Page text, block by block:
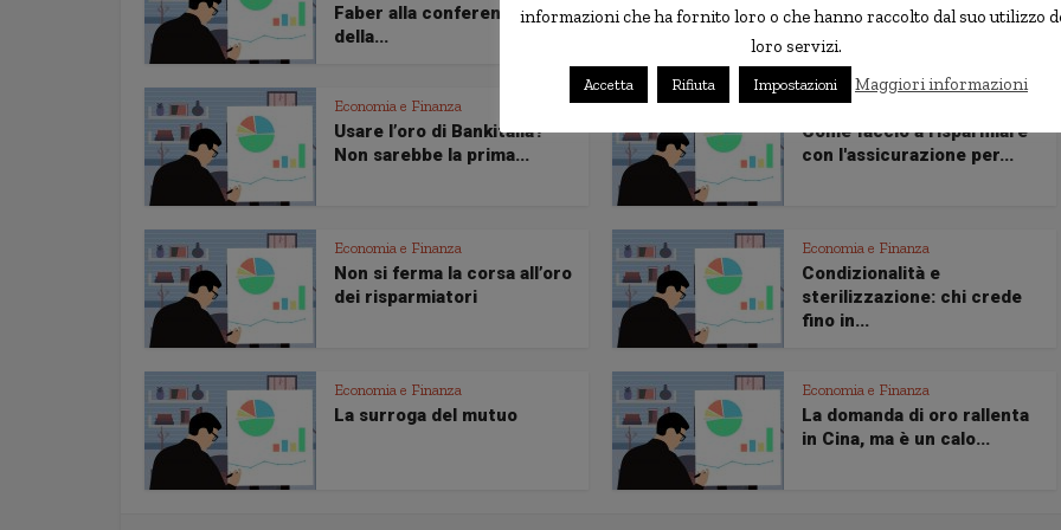
Faber alla conferenza
della...
anche in italia
Economia e Finanza
Usare l’oro di Bankitalia?
Non sarebbe la prima...
Economia e Finanza
Come faccio a risparmiare
con l'assicurazione per...
Economia e Finanza
Non si ferma la corsa all’oro
dei risparmiatori
Economia e Finanza
Condizionalità e
sterilizzazione: chi crede
fino in...
Economia e Finanza
La surroga del mutuo
Economia e Finanza
La domanda di oro rallenta
in Cina, ma è un calo...
informazioni che ha fornito loro o che hanno raccolto dal suo utilizzo
loro servizi.
Accetta Rifiuta Impostazioni Maggiori informazioni